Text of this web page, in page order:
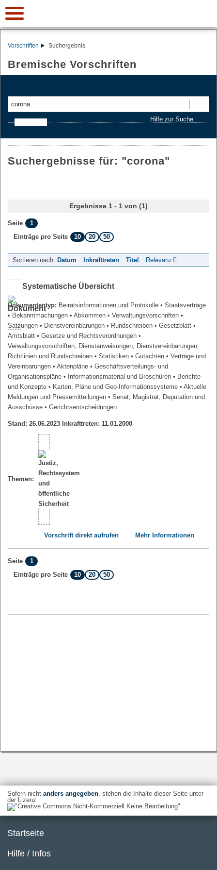
Vorschriften Suchergebnis
Bremische Vorschriften
Hilfe zur Suche
Suchergebnisse für: "corona"
Ergebnisse 1 - 1 von (1)
Seite
1
Einträge pro Seite
10 20 50
Sortieren nach: Datum Inkrafttreten Titel Relevanz
Systematische Übersicht
Dokumententyp: Beiratsinformationen und Protokolle • Staatsverträge
• Bekanntmachungen • Abkommen • Verwaltungsvorschriften •
Satzungen • Dienstvereinbarungen • Rundschreiben • Gesetzblatt •
Amtsblatt • Gesetze und Rechtsverordnungen •
Verwaltungsvorschriften, Dienstanweisungen, Dienstvereinbarungen,
Richtlinien und Rundschreiben • Statistiken • Gutachten • Verträge und
Vereinbarungen • Aktenpläne • Geschäftsverteilungs- und
Organisationspläne • Informationsmaterial und Broschüren • Berichte
und Konzepte • Karten, Pläne und Geo-Informationssysteme • Aktuelle
Meldungen und Pressemitteilungen • Senat, Magistrat, Deputation und
Ausschüsse • Gerichtsentscheidungen
Stand: 26.06.2023 Inkrafttreten: 11.01.2000
Themen:
Vorschrift direkt aufrufen Mehr Informationen
Seite
1
Einträge pro Seite
10 20 50
Sofern nicht anders angegeben, stehen die Inhalte dieser Seite unter
der Lizenz
Startseite
Hilfe / Infos